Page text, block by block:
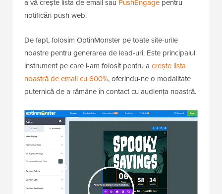
a vă crește lista de email sau PushEngage pentru
notificări push web.
De fapt, folosim OptinMonster pe toate site-urile
noastre pentru generarea de lead-uri. Este principalul
instrument pe care l-am folosit pentru a crește lista
noastră de email cu 600%, oferindu-ne o modalitate
puternică de a rămâne în contact cu audiența noastră.